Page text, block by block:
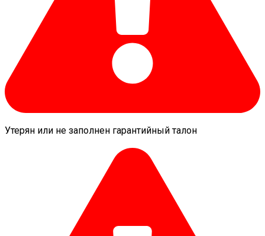
Утерян или не заполнен гарантийный талон